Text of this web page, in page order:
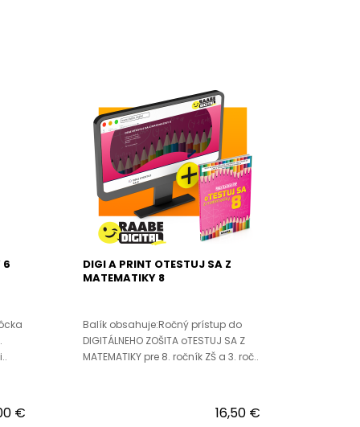
6
€
DIGI A PRINT OTESTUJ SA Z
MATEMATIKY 8
Balík obsahuje:Ročný prístup do
DIGITÁLNEHO ZOŠITA oTESTUJ SA Z
MATEMATIKY pre 8. ročník ZŠ a 3. roč..
16,50 €